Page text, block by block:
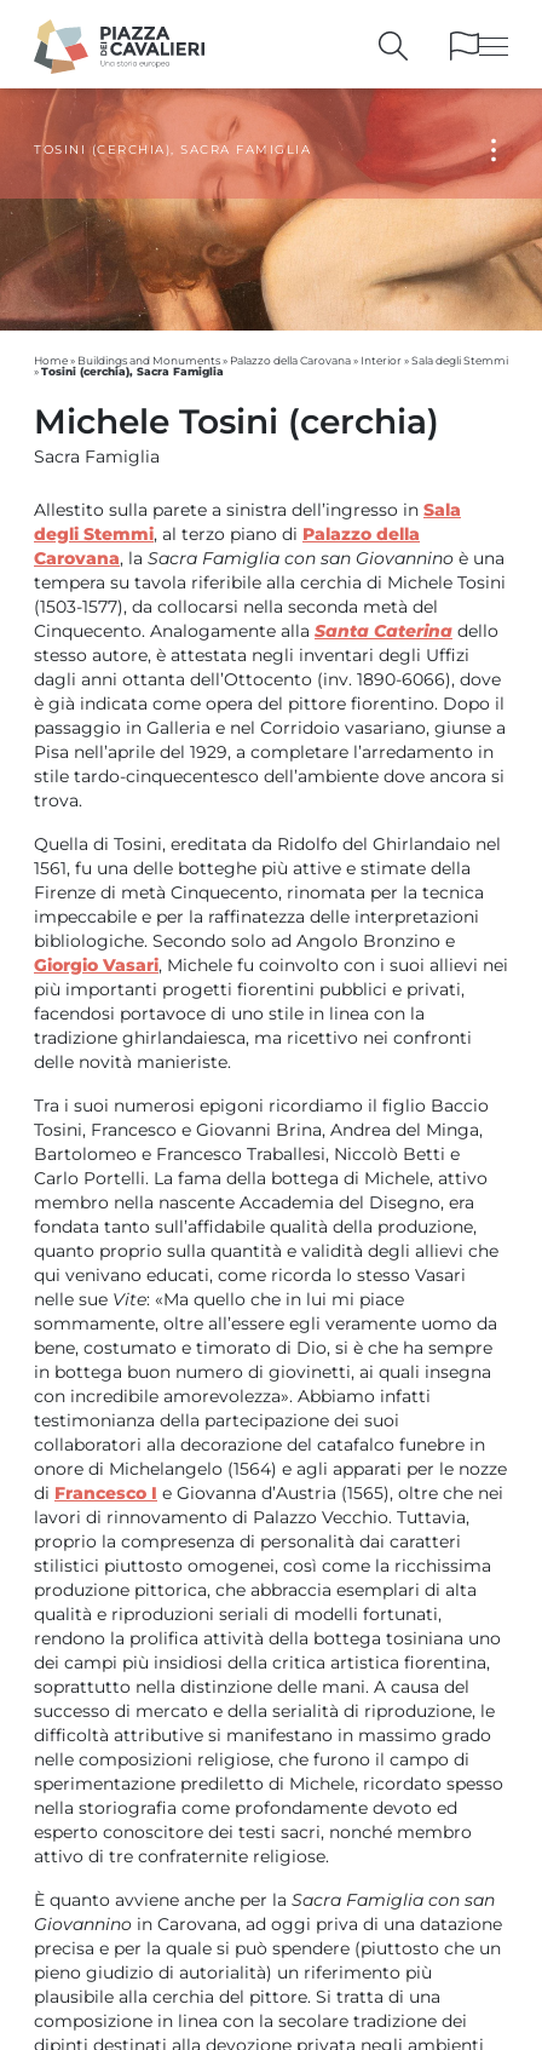
BUILDINGS AND MONUMENTS
THE PIAZZAOVER THE CENTURIES
PEOPLE ANDHISTORICAL ACCOUNTS
PUBLICATIONSAND REFERENCES
ITINERARIESAND BOOKINGS
TOSINI (CERCHIA), SACRA FAMIGLIA
Home» Buildings and Monuments» Palazzo della Carovana» Interior»Sala degli Stemmi
»Tosini (cerchia), Sacra Famiglia
Michele Tosini (cerchia)
Sacra Famiglia
Allestito sulla parete a sinistra dell’ingresso in Sala
degli Stemmi, al terzo piano di Palazzo della
Carovana, la Sacra Famiglia con san Giovannino è una
tempera su tavola riferibile alla cerchia di Michele Tosini
(1503-1577), da collocarsi nella seconda metà del
Cinquecento. Analogamente alla Santa Caterina dello
stesso autore, è attestata negli inventari degli Uffizi
dagli anni ottanta dell’Ottocento (inv. 1890-6066), dove
è già indicata come opera del pittore fiorentino. Dopo il
passaggio in Galleria e nel Corridoio vasariano, giunse a
Pisa nell’aprile del 1929, a completare l’arredamento in
stile tardo-cinquecentesco dell’ambiente dove ancora si
trova.
Quella di Tosini, ereditata da Ridolfo del Ghirlandaio nel
1561, fu una delle botteghe più attive e stimate della
Firenze di metà Cinquecento, rinomata per la tecnica
impeccabile e per la raffinatezza delle interpretazioni
bibliologiche. Secondo solo ad Angolo Bronzino e
Giorgio Vasari, Michele fu coinvolto con i suoi allievi nei
più importanti progetti fiorentini pubblici e privati,
facendosi portavoce di uno stile in linea con la
tradizione ghirlandaiesca, ma ricettivo nei confronti
delle novità manieriste.
Tra i suoi numerosi epigoni ricordiamo il figlio Baccio
Tosini, Francesco e Giovanni Brina, Andrea del Minga,
Bartolomeo e Francesco Traballesi, Niccolò Betti e
Carlo Portelli. La fama della bottega di Michele, attivo
membro nella nascente Accademia del Disegno, era
fondata tanto sull’affidabile qualità della produzione,
quanto proprio sulla quantità e validità degli allievi che
qui venivano educati, come ricorda lo stesso Vasari
nelle sue Vite: «Ma quello che in lui mi piace
sommamente, oltre all’essere egli veramente uomo da
bene, costumato e timorato di Dio, si è che ha sempre
in bottega buon numero di giovinetti, ai quali insegna
con incredibile amorevolezza». Abbiamo infatti
testimonianza della partecipazione dei suoi
collaboratori alla decorazione del catafalco funebre in
onore di Michelangelo (1564) e agli apparati per le nozze
di Francesco I e Giovanna d’Austria (1565), oltre che nei
lavori di rinnovamento di Palazzo Vecchio. Tuttavia,
proprio la compresenza di personalità dai caratteri
stilistici piuttosto omogenei, così come la ricchissima
produzione pittorica, che abbraccia esemplari di alta
qualità e riproduzioni seriali di modelli fortunati,
rendono la prolifica attività della bottega tosiniana uno
dei campi più insidiosi della critica artistica fiorentina,
soprattutto nella distinzione delle mani. A causa del
successo di mercato e della serialità di riproduzione, le
difficoltà attributive si manifestano in massimo grado
nelle composizioni religiose, che furono il campo di
sperimentazione prediletto di Michele, ricordato spesso
nella storiografia come profondamente devoto ed
esperto conoscitore dei testi sacri, nonché membro
attivo di tre confraternite religiose.
È quanto avviene anche per la Sacra Famiglia con san
Giovannino in Carovana, ad oggi priva di una datazione
precisa e per la quale si può spendere (piuttosto che un
pieno giudizio di autorialità) un riferimento più
plausibile alla cerchia del pittore. Si tratta di una
composizione in linea con la secolare tradizione dei
dipinti destinati alla devozione privata negli ambienti